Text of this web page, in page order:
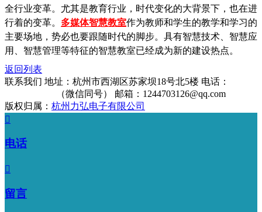
全行业变革。尤其是教育行业，时代变化的大背景下，也在进
行着的变革。 多媒体智慧教室作为教师和学生的教学和学习的
主要场地，势必也要跟随时代的脚步。具有智慧技术、智慧应
用、智慧管理等特征的智慧教室已经成为新的建设热点。
返回列表
联系我们 地址：杭州市西湖区苏家坝18号北5楼 电话：
（微信同号）
邮箱：1244703126@qq.com
版权归属： 杭州力弘电子有限公司

电话

留言